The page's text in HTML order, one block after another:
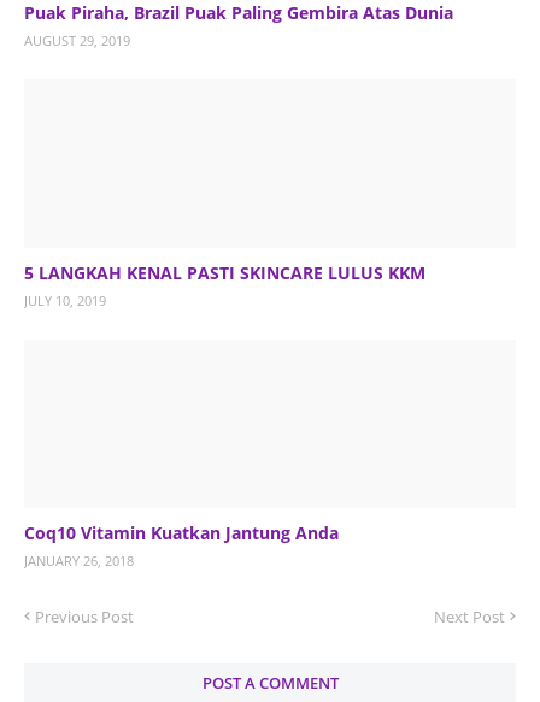
Puak Piraha, Brazil Puak Paling Gembira Atas Dunia
AUGUST 29, 2019
5 LANGKAH KENAL PASTI SKINCARE LULUS KKM
JULY 10, 2019
Coq10 Vitamin Kuatkan Jantung Anda
JANUARY 26, 2018
Previous Post Next Post
POST A COMMENT